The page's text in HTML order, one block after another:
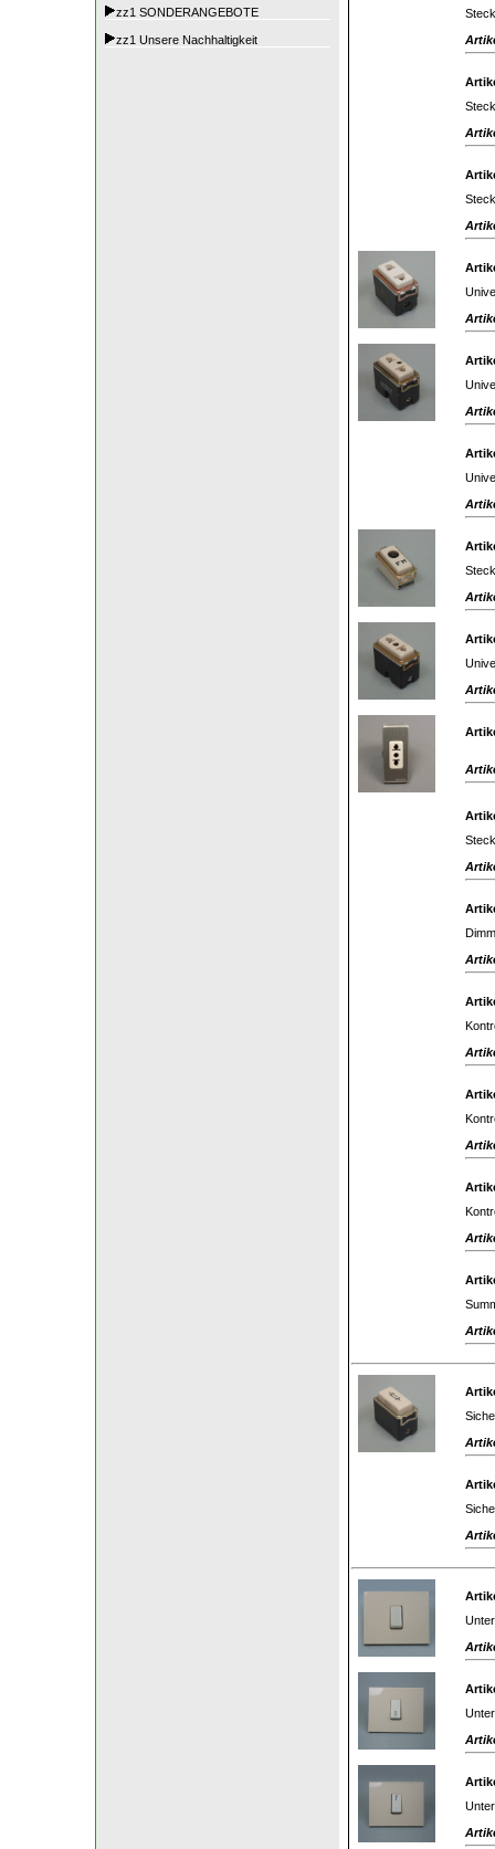
zz1 SONDERANGEBOTE
zz1 Unsere Nachhaltigkeit